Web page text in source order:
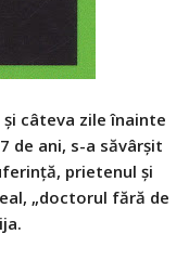
câteva zile înainte
de ani, s-a săvârşit
prietenul şi
„doctorul fără de